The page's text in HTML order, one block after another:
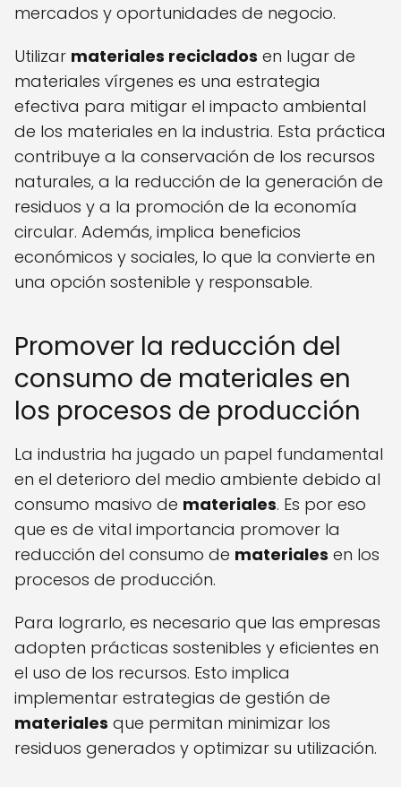
mercados y oportunidades de negocio.
Utilizar materiales reciclados en lugar de
materiales vírgenes es una estrategia
efectiva para mitigar el impacto ambiental
de los materiales en la industria. Esta práctica
contribuye a la conservación de los recursos
naturales, a la reducción de la generación de
residuos y a la promoción de la economía
circular. Además, implica beneficios
económicos y sociales, lo que la convierte en
una opción sostenible y responsable.
Promover la reducción del
consumo de materiales en
los procesos de producción
La industria ha jugado un papel fundamental
en el deterioro del medio ambiente debido al
consumo masivo de materiales. Es por eso
que es de vital importancia promover la
reducción del consumo de materiales en los
procesos de producción.
Para lograrlo, es necesario que las empresas
adopten prácticas sostenibles y eficientes en
el uso de los recursos. Esto implica
implementar estrategias de gestión de
materiales que permitan minimizar los
residuos generados y optimizar su utilización.